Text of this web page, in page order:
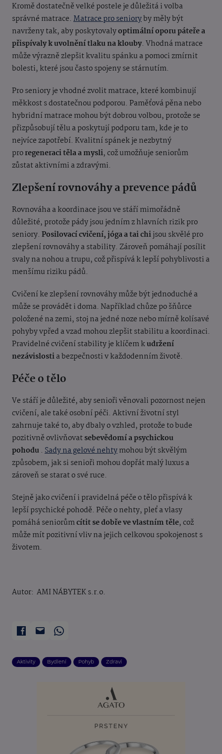
Kromě dostatečně velké postele je důležitá i volba
správné matrace. Matrace pro senioryby měly být
navrženy tak, aby poskytovalyoptimální oporu páteře a
přispívaly k uvolnění tlaku na klouby. Vhodná matrace
může výrazně zlepšit kvalitu spánku a pomoci zmírnit
bolesti, které jsou často spojeny se stárnutím.
Pro seniory je vhodné zvolit matrace, které kombinují
měkkost s dostatečnou podporou. Paměťová pěna nebo
hybridní matrace mohou být dobrou volbou, protože se
přizpůsobují tělu a poskytují podporu tam, kde je to
nejvíce zapotřebí. Kvalitní spánek je nezbytný
proregeneraci těla a mysli, což umožňuje seniorům
zůstat aktivními a zdravými.
Zlepšení rovnováhy a prevence pádů
Rovnováha a koordinace jsou ve stáří mimořádně
důležité, protože pády jsou jedním z hlavních rizik pro
seniory. Posilovací cvičení, jóga a tai chijsou skvělé pro
zlepšení rovnováhy a stability. Zároveň pomáhají posílit
svaly na nohou a trupu, což přispívá k lepší pohyblivosti a
menšímu riziku pádů.
Cvičení ke zlepšení rovnováhy může být jednoduché a
může se provádět i doma. Například chůze po šňůrce
položené na zemi, stoj na jedné noze nebo mírně kolísavé
pohyby vpřed a vzad mohou zlepšit stabilitu a koordinaci.
Pravidelné cvičení stability je klíčem kudržení
nezávislostia bezpečnosti v každodenním životě.
Péče o tělo
Ve stáří je důležité, aby senioři věnovali pozornost nejen
cvičení, ale také osobní péči. Aktivní životní styl
zahrnuje také to, aby dbaly o vzhled, protože to bude
pozitivně ovlivňovatsebevědomí a psychickou
pohodu. Sady na gelové nehtymohou být skvělým
způsobem, jak si senioři mohou dopřát malý luxus a
zároveň se starat o své ruce.
Stejně jako cvičení i pravidelná péče o tělo přispívá k
lepší psychické pohodě. Péče o nehty, pleť a vlasy
pomáhá seniorůmcítit se dobře ve vlastním těle, což
může mít pozitivní vliv na jejich celkovou spokojenost s
životem.
Autor: AMI NÁBYTEK s.r.o.
Aktivity Bydlení Pohyb Zdraví